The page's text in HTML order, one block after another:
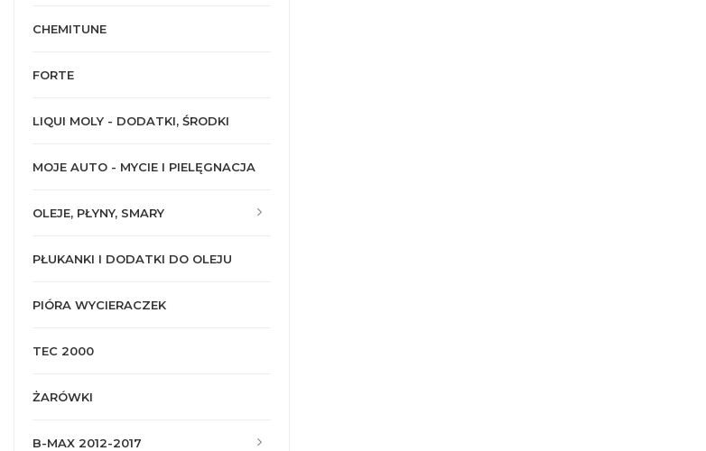
CHEMITUNE
FORTE
LIQUI MOLY - DODATKI, ŚRODKI
MOJE AUTO - MYCIE I PIELĘGNACJA
OLEJE, PŁYNY, SMARY
PŁUKANKI I DODATKI DO OLEJU
PIÓRA WYCIERACZEK
TEC 2000
ŻARÓWKI
B-MAX 2012-2017